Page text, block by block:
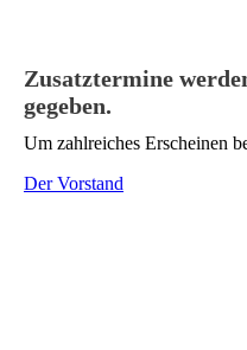
Zusatztermine
gegeben.
Um zahlreiches Erscheinen
Der Vorstand